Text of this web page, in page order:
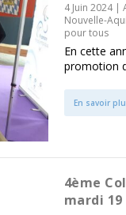
4 Juin 2024|
Nouvelle-
pour tous
En cette
promotion
En savoir
4ème
mardi